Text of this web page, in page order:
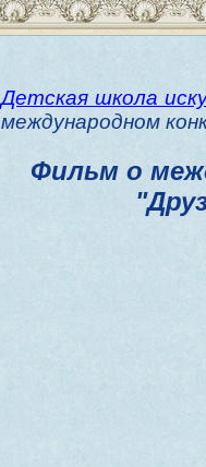
Детская школа
международном
Фильм о